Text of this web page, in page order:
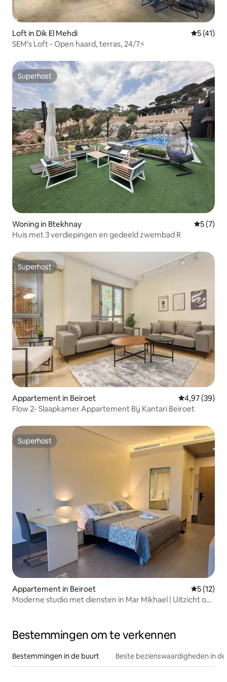
Loft in Dik El Mehdi
5 (41)
SEM's Loft - Open haard, terras, 24/7⚡️
Superhost
Superhost
Woning in Btekhnay
5 (7)
Huis met 3 verdiepingen en gedeeld zwembad R
Superhost
Superhost
Appartement in Beiroet Gemiddelde
4,97 (39)
Flow 2- Slaapkamer Appartement Bij Kantari Beiroet
Superhost
Superhost
Appartement in Beiroet
5 (12)
Moderne studio met diensten in Mar Mikhael | Uitzicht op
Bestemmingen om te verkennen
Bestemmingen in de buurt Beste bezienswaardigheden in